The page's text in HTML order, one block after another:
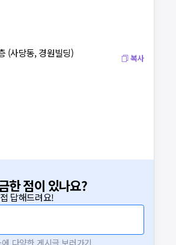
(사당동, 경원빌딩) 복사
한 점이 있나요?
답해드려요!
다양한 게시글 보러가기